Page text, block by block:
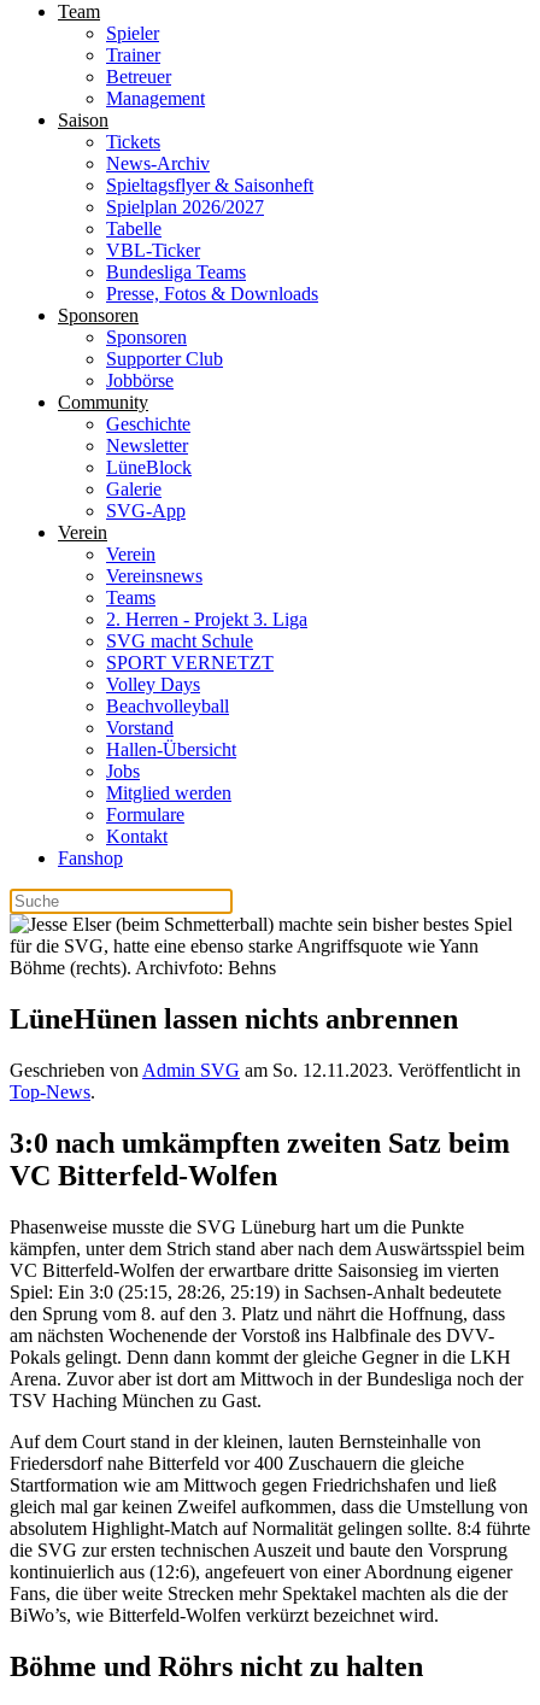
Team
Spieler
Trainer
Betreuer
Management
Saison
Tickets
News-Archiv
Spieltagsflyer & Saisonheft
Spielplan 2026/2027
Tabelle
VBL-Ticker
Bundesliga Teams
Presse, Fotos & Downloads
Sponsoren
Sponsoren
Supporter Club
Jobbörse
Community
Geschichte
Newsletter
LüneBlock
Galerie
SVG-App
Verein
Verein
Vereinsnews
Teams
2. Herren - Projekt 3. Liga
SVG macht Schule
SPORT VERNETZT
Volley Days
Beachvolleyball
Vorstand
Hallen-Übersicht
Jobs
Mitglied werden
Formulare
Kontakt
Fanshop
LüneHünen lassen nichts anbrennen
Geschrieben von Admin SVG am So. 12.11.2023. Veröffentlicht in
Top-News.
3:0 nach umkämpften zweiten Satz beim
VC Bitterfeld-Wolfen
Phasenweise musste die SVG Lüneburg hart um die Punkte
kämpfen, unter dem Strich stand aber nach dem Auswärtsspiel beim
VC Bitterfeld-Wolfen der erwartbare dritte Saisonsieg im vierten
Spiel: Ein 3:0 (25:15, 28:26, 25:19) in Sachsen-Anhalt bedeutete
den Sprung vom 8. auf den 3. Platz und nährt die Hoffnung, dass
am nächsten Wochenende der Vorstoß ins Halbfinale des DVV-
Pokals gelingt. Denn dann kommt der gleiche Gegner in die LKH
Arena. Zuvor aber ist dort am Mittwoch in der Bundesliga noch der
TSV Haching München zu Gast.
Auf dem Court stand in der kleinen, lauten Bernsteinhalle von
Friedersdorf nahe Bitterfeld vor 400 Zuschauern die gleiche
Startformation wie am Mittwoch gegen Friedrichshafen und ließ
gleich mal gar keinen Zweifel aufkommen, dass die Umstellung von
absolutem Highlight-Match auf Normalität gelingen sollte. 8:4 führte
die SVG zur ersten technischen Auszeit und baute den Vorsprung
kontinuierlich aus (12:6), angefeuert von einer Abordnung eigener
Fans, die über weite Strecken mehr Spektakel machten als die der
BiWo’s, wie Bitterfeld-Wolfen verkürzt bezeichnet wird.
Böhme und Röhrs nicht zu halten